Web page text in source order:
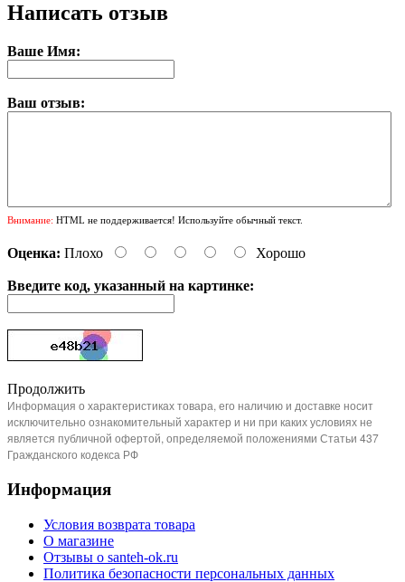
Написать отзыв
Ваше Имя:
Ваш отзыв:
Внимание: HTML не поддерживается! Используйте обычный текст.
Оценка: Плохо Хорошо
Введите код, указанный на картинке:
Продолжить
Информация о характеристиках товара, его наличию и доставке носит
исключительно ознакомительный характер и ни при каких условиях не
является публичной офертой, определяемой положениями Статьи 437
Гражданского кодекса РФ
Информация
Условия возврата товара
О магазине
Отзывы о santeh-ok.ru
Политика безопасности персональных данных